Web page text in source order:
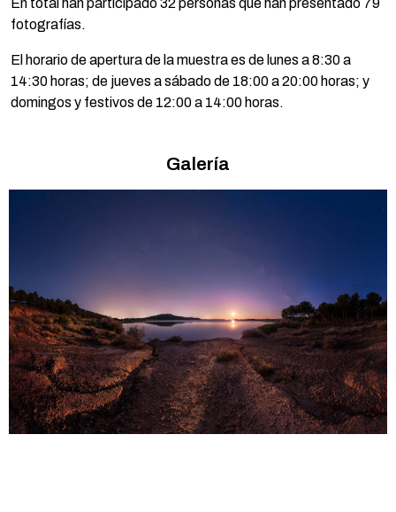
fotografías.
El horario de apertura de la muestra es de lunes a 8:30 a
14:30 horas; de jueves a sábado de 18:00 a 20:00 horas; y
domingos y festivos de 12:00 a 14:00 horas.
Galería